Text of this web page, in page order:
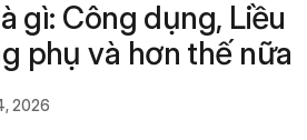
gì: Công dụng, Liều
phụ và hơn thế nữa
2026